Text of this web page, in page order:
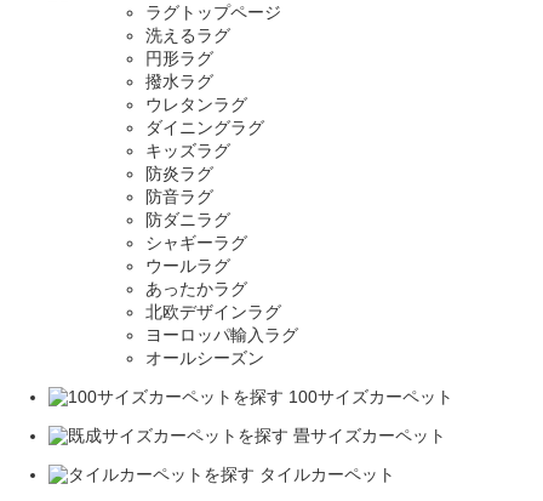
ラグトップページ
洗えるラグ
円形ラグ
撥水ラグ
ウレタンラグ
ダイニングラグ
キッズラグ
防炎ラグ
防音ラグ
防ダニラグ
シャギーラグ
ウールラグ
あったかラグ
北欧デザインラグ
ヨーロッパ輸入ラグ
オールシーズン
100サイズカーペット
畳サイズカーペット
タイルカーペット